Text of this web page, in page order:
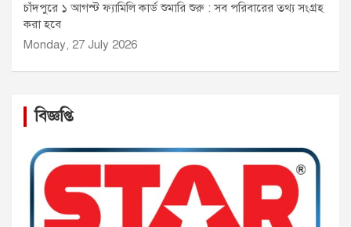
চাঁদপুরে ১ আগস্ট ফ্যামিলি কার্ড শুমারি শুরু : সব পরিবারের তথ্য সংগ্রহ
করা হবে
Monday, 27 July 2026
বিজ্ঞপ্তি